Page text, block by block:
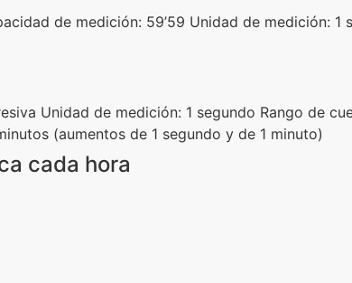
de medición: 59’59 Unidad de medición:
Unidad de medición: 1 segundo Rango de
(aumentos de 1 segundo y de 1 minuto)
cada hora